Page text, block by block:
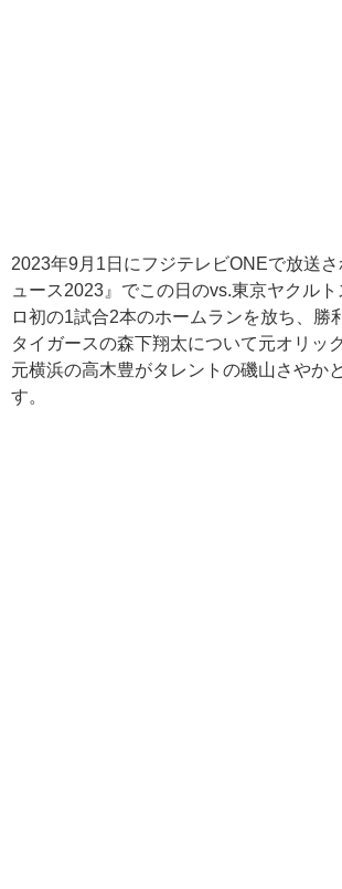
2023年9月1日にフジテレビONEで放送
ュース2023』でこの日のvs.東京ヤクル
ロ初の1試合2本のホームランを放ち、勝
タイガースの森下翔太について元オリッ
元横浜の高木豊がタレントの磯山さやか
す。